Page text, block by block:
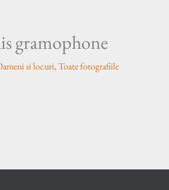
gramophone
si locuri,Toate fotografiile